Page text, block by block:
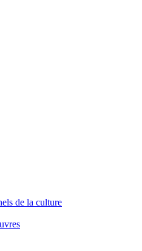
de la culture